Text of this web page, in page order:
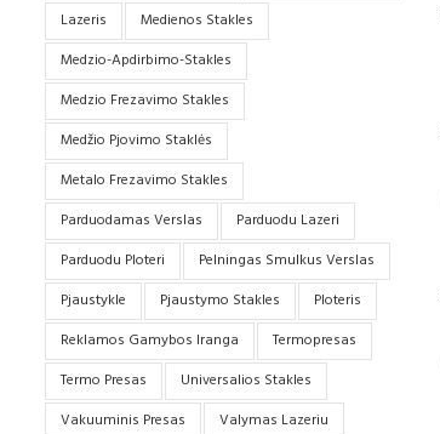
Lazeris
Medienos Stakles
Medzio-Apdirbimo-Stakles
Medzio Frezavimo Stakles
Medžio Pjovimo Staklės
Metalo Frezavimo Stakles
Parduodamas Verslas
Parduodu Lazeri
Parduodu Ploteri
Pelningas Smulkus Verslas
Pjaustykle
Pjaustymo Stakles
Ploteris
Reklamos Gamybos Iranga
Termopresas
Termo Presas
Universalios Stakles
Vakuuminis Presas
Valymas Lazeriu